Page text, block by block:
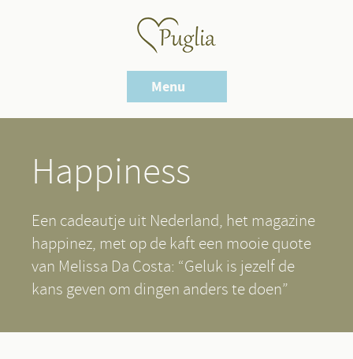
Hartje
Puglia
Menu
Happiness
Een cadeautje uit Nederland, het magazine
happinez, met op de kaft een mooie quote
van Melissa Da Costa: “Geluk is jezelf de
kans geven om dingen anders te doen”